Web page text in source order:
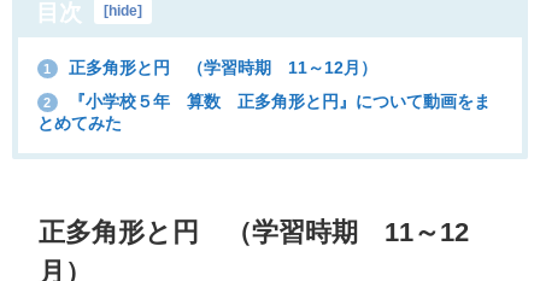
目次 hide
1 正多角形と円 （学習時期 11～12月）
2
『小学校５年 算数 正多角形と円』について動画をま
とめてみた
正多角形と円
（学習時期 11～12
月）